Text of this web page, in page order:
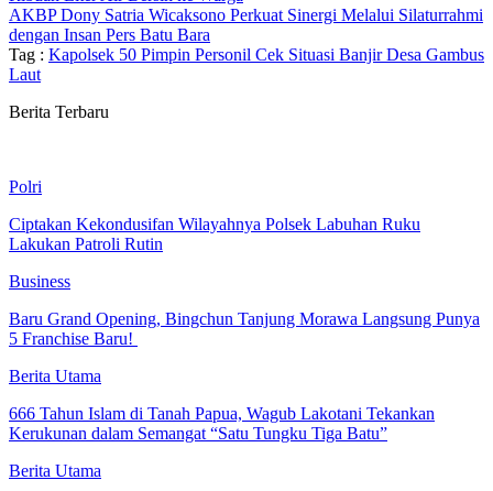
AKBP Dony Satria Wicaksono Perkuat Sinergi Melalui Silaturrahmi
dengan Insan Pers Batu Bara
Tag : Kapolsek 50 Pimpin Personil Cek Situasi Banjir Desa Gambus
Laut
Berita Terbaru
Polri
Ciptakan Kekondusifan Wilayahnya Polsek Labuhan Ruku
Lakukan Patroli Rutin
Business
‎Baru Grand Opening, Bingchun Tanjung Morawa Langsung Punya
5 Franchise Baru! ‎
Berita Utama
666 Tahun Islam di Tanah Papua, Wagub Lakotani Tekankan
Kerukunan dalam Semangat “Satu Tungku Tiga Batu”
Berita Utama